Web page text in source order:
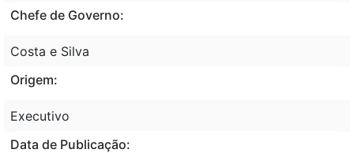
Chefe de Governo:
Costa e Silva
Origem:
Executivo
Data de Publicação: